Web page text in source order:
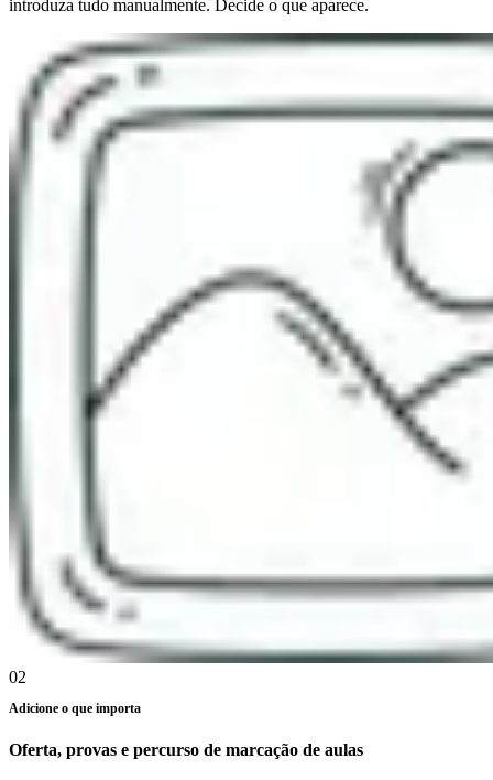
introduza tudo manualmente. Decide o que aparece.
02
Adicione o que importa
Oferta, provas e percurso de marcação de aulas